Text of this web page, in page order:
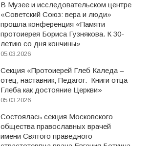
В Музее и исследовательском центре
«Советский Союз: вера и люди»
прошла конференция «Памяти
протоиерея Бориса Гузнякова. К 30-
летию со дня кончины»
05.03.2026
Секция «Протоиерей Глеб Каледа –
отец, наставник, Педагог. Книги отца
Глеба как достояние Церкви»
05.03.2026
Состоялась секция Московского
общества православных врачей
имени Святого праведного